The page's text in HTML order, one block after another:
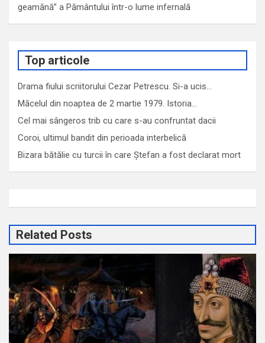
geamănă” a Pământului într-o lume infernală
Top articole
Drama fiului scriitorului Cezar Petrescu. Si-a ucis…
Măcelul din noaptea de 2 martie 1979. Istoria…
Cel mai sângeros trib cu care s-au confruntat dacii
Coroi, ultimul bandit din perioada interbelică
Bizara bătălie cu turcii în care Ștefan a fost declarat mort
Related Posts